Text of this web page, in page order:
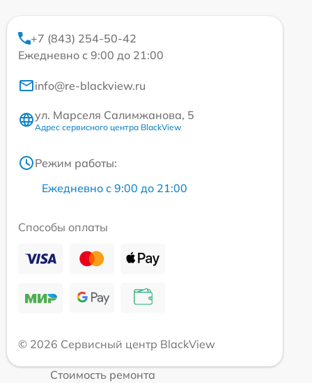
+7 (843) 254-50-42
Ежедневно с 9:00 до 21:00
info@re-blackview.ru
ул. Марселя Салимжанова, 5
Адрес сервисного центра BlackView
Режим работы:
Ежедневно с 9:00 до 21:00
Способы оплаты
© 2026 Сервисный центр BlackView
Стоимость ремонта